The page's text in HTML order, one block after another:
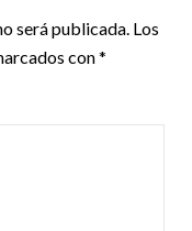
será publicada. Los
con*